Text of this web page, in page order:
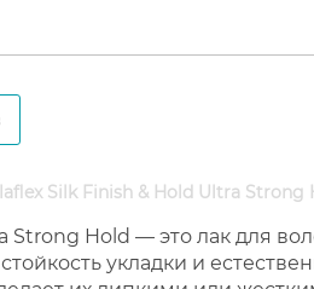
Silk Finish & Hold Ultra Strong
Strong Hold — это лак для
укладки и